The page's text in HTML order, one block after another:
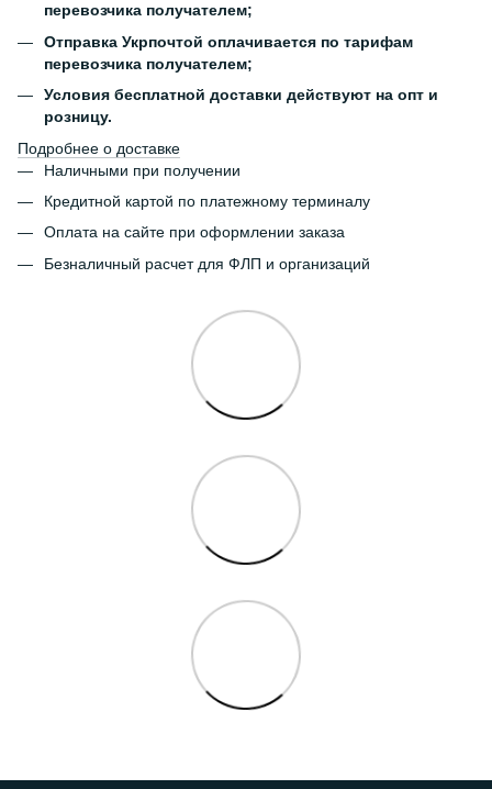
перевозчика получателем;
Отправка Укрпочтой оплачивается по тарифам
перевозчика получателем;
Условия бесплатной доставки действуют на опт и
розницу.
Подробнее о доставке
Наличными при получении
Кредитной картой по платежному терминалу
Оплата на сайте при оформлении заказа
Безналичный расчет для ФЛП и организаций